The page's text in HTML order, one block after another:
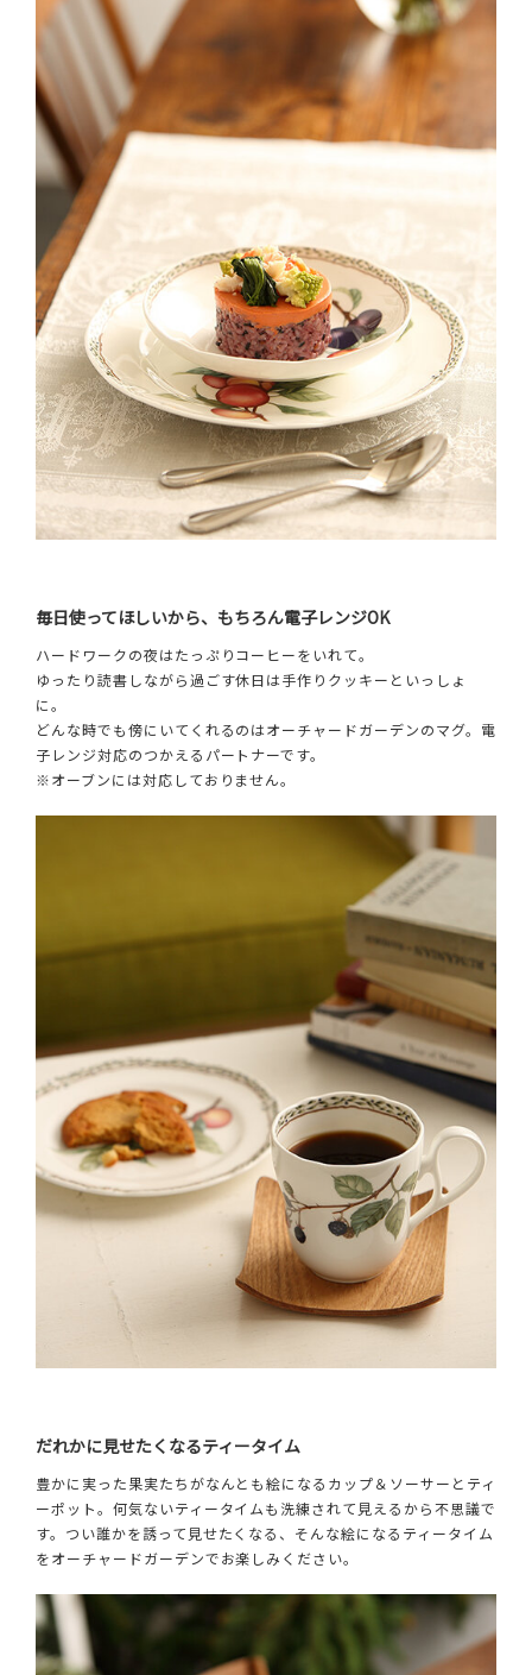
毎日使ってほしいから、もちろん電子レンジOK
ハードワークの夜はたっぷりコーヒーをいれて。
ゆったり読書しながら過ごす休日は手作りクッキーといっしょ
に。
どんな時でも傍にいてくれるのはオーチャードガーデンのマグ。電
子レンジ対応のつかえるパートナーです。
※オーブンには対応しておりません。
だれかに見せたくなるティータイム
豊かに実った果実たちがなんとも絵になるカップ＆ソーサーとティ
ーポット。何気ないティータイムも洗練されて見えるから不思議で
す。つい誰かを誘って見せたくなる、そんな絵になるティータイム
をオーチャードガーデンでお楽しみください。